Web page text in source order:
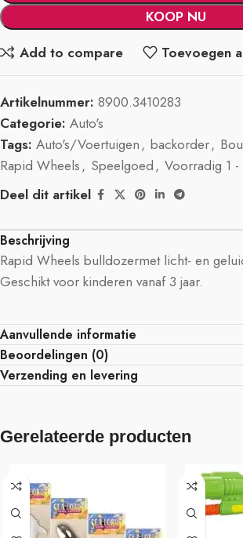
KOOP NU
Add to compare
Toevoegen
Artikelnummer: 8900.3410283
Categorie: Auto's
Tags: Auto's/Voertuigen, backorder,
Rapid Wheels, Speelgoed, Voorradig 1
Deel dit artikel
Beschrijving
Rapid Wheels bulldozermet licht- en
Geschikt voor kinderen vanaf 3 jaar.
Aanvullende informatie
Beoordelingen (0)
Verzending en levering
Gerelateerde producten